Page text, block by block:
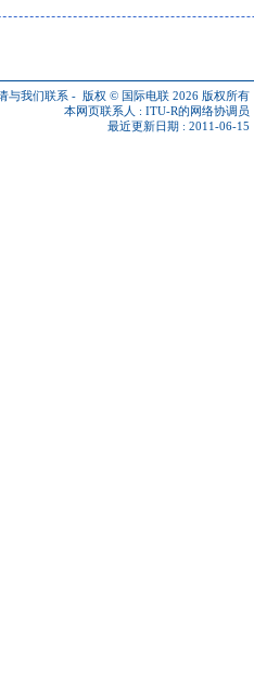
与我们联系 - 版权 © 国际电联 2026 版权所有
本网页联系人 : ITU-R的网络协调员
最近更新日期 : 2011-06-15